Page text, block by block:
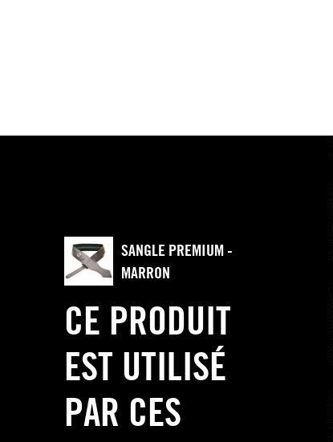
SANGLE PREMIUM -
MARRON
CE PRODUIT
EST UTILISÉ
PAR CES